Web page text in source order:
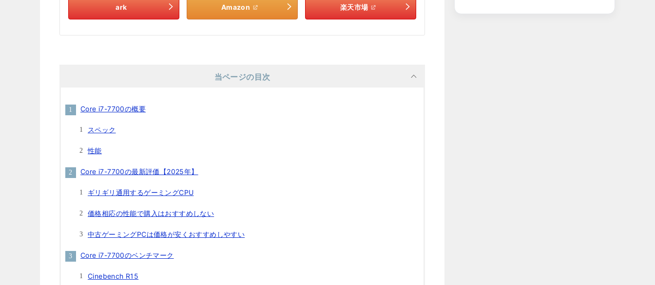
ark Amazon 楽天市場
当ページの目次
Core i7-7700の概要
スペック
性能
Core i7-7700の最新評価【2025年】
ギリギリ通用するゲーミングCPU
価格相応の性能で購入はおすすめしない
中古ゲーミングPCは価格が安くおすすめしやすい
Core i7-7700のベンチマーク
Cinebench R15